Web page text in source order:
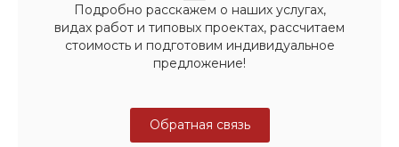
Подробно расскажем о наших услугах,
видах работ и типовых проектах, рассчитаем
стоимость и подготовим индивидуальное
предложение!
Обратная связь